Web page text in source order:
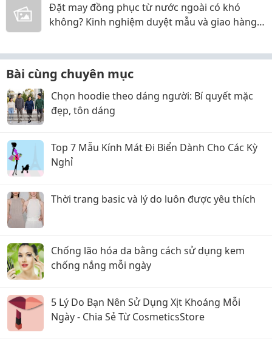
Đặt may đồng phục từ nước ngoài có khó
không? Kinh nghiệm duyệt mẫu và giao hàng
Bài cùng chuyên mục
Chọn hoodie theo dáng người: Bí quyết mặc
đẹp, tôn dáng
Top 7 Mẫu Kính Mát Đi Biển Dành Cho Các Kỳ
Nghỉ
Thời trang basic và lý do luôn được yêu thích
Chống lão hóa da bằng cách sử dụng kem
chống nắng mỗi ngày
5 Lý Do Bạn Nên Sử Dụng Xịt Khoáng Mỗi
Ngày - Chia Sẻ Từ CosmeticsStore